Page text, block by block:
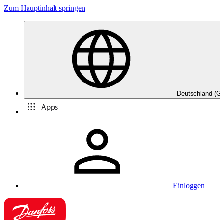
Zum Hauptinhalt springen
Deutschland
Apps
Einloggen